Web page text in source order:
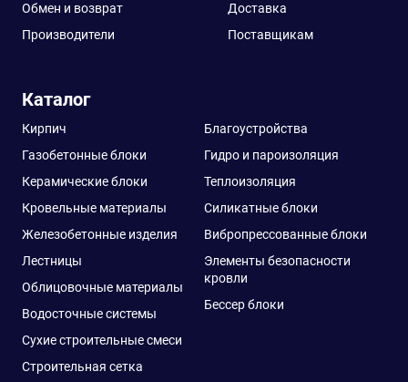
Обмен и возврат
Доставка
Производители
Поставщикам
Каталог
Кирпич
Газобетонные блоки
Керамические блоки
Кровельные материалы
Железобетонные изделия
Лестницы
Облицовочные материалы
Водосточные системы
Сухие строительные смеси
Строительная сетка
Благоустройства
Гидро и пароизоляция
Теплоизоляция
Силикатные блоки
Вибропрессованные блоки
Элементы безопасности
кровли
Бессер блоки